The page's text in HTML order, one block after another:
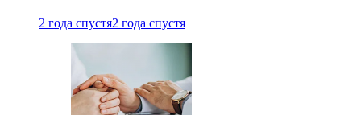
2 года спустя2 года спустя